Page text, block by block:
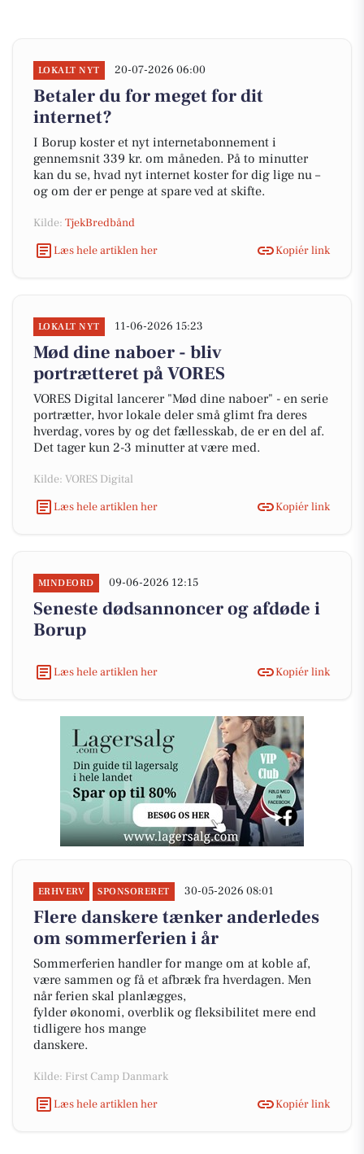
LOKALT NYT 20-07-2026 06:00
Betaler du for meget for dit
internet?
I Borup koster et nyt internetabonnement i
gennemsnit 339 kr. om måneden. På to minutter
kan du se, hvad nyt internet koster for dig lige nu –
og om der er penge at spare ved at skifte.
Kilde: TjekBredbånd
Læs hele artiklen her
Kopiér link
LOKALT NYT 11-06-2026 15:23
Mød dine naboer - bliv
portrætteret på VORES
VORES Digital lancerer "Mød dine naboer" - en serie
portrætter, hvor lokale deler små glimt fra deres
hverdag, vores by og det fællesskab, de er en del af.
Det tager kun 2-3 minutter at være med.
Kilde: VORES Digital
Læs hele artiklen her
Kopiér link
MINDEORD 09-06-2026 12:15
Seneste dødsannoncer og afdøde i
Borup
Læs hele artiklen her Kopiér link
ERHVERV SPONSORERET 30-05-2026 08:01
Flere danskere tænker anderledes
om sommerferien i år
Sommerferien handler for mange om at koble af,
være sammen og få et afbræk fra hverdagen. Men
når ferien skal planlægges,
fylder økonomi, overblik og fleksibilitet mere end
tidligere hos mange
danskere.
Kilde: First Camp Danmark
Læs hele artiklen her
Kopiér link